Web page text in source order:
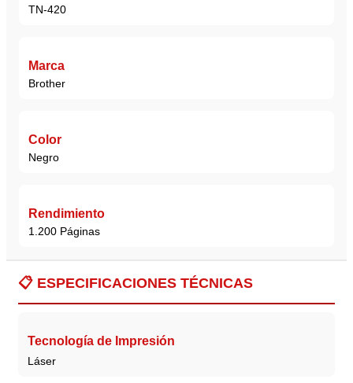
TN-420
Marca
Brother
Color
Negro
Rendimiento
1.200 Páginas
📋 ESPECIFICACIONES TÉCNICAS
Tecnología de Impresión
Láser